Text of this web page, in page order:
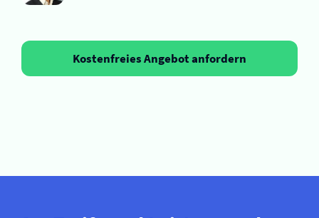
Kostenfreies Angebot anfordern